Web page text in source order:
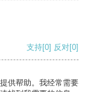
支持[0] 反对[0]
供帮助。我经常需要